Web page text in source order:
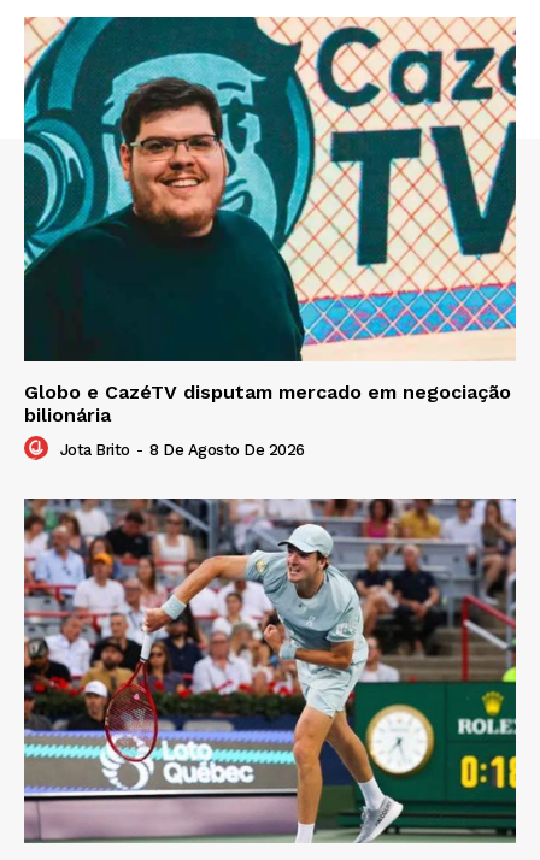
Globo e CazéTV disputam mercado em negociação
bilionária
Jota Brito - 8 De Agosto De 2026